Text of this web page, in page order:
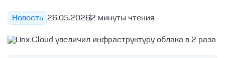
Новость 26.05.20262 минуты чтения